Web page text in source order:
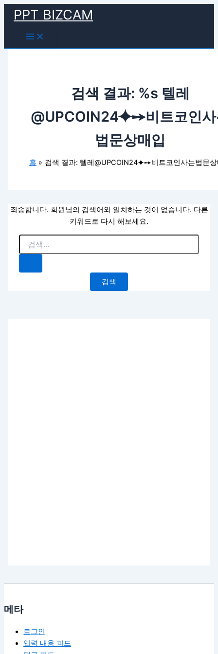
콘
PPT BIZCAM
Main
Menu
검색 결과: %s 텔레
@UPCOIN24⯌➙비트코인
법문상매입
홈 검색 결과: 텔레@UPCOIN24⯌➙비트코인사는법문
죄송합니다. 회원님의 검색어와 일치하는 것이 없습니다. 다른
키워드로 다시 해보세요.
검
색
대
메타
로그인
입력 내용 피드